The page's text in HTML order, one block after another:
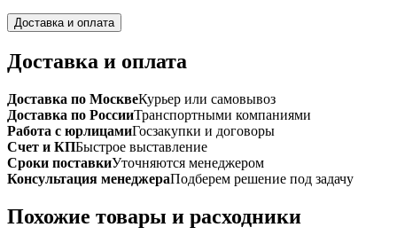
Доставка и оплата
Доставка и оплата
Доставка по МосквеКурьер или самовывоз
Доставка по РоссииТранспортными компаниями
Работа с юрлицамиГосзакупки и договоры
Счет и КПБыстрое выставление
Сроки поставкиУточняются менеджером
Консультация менеджераПодберем решение под задачу
Похожие товары и расходники